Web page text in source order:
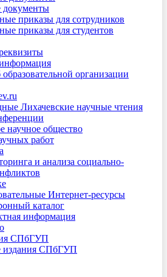
приказы для сотрудников
приказы для студентов
организации
Лихачевские научные чтения
научное общество
работ
и анализа социально-
Интернет-ресурсы
каталог
информация
СПбГУП
издания СПбГУП